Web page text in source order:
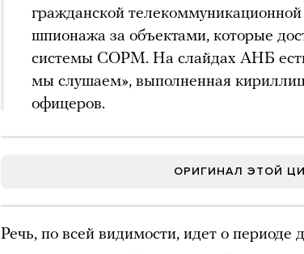
гражданской
шпионажа за объектами, которые
системы СОРМ. На слайдах АНБ
мы слушаем», выполненная
офицеров.
ОРИГИНАЛ ЭТОЙ
Речь, по всей видимости, идет о периоде